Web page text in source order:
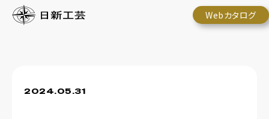
Webカタログ
2024.05.31